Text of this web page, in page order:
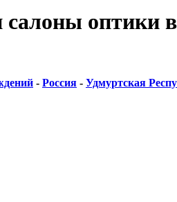
салоны оптики
- Россия - Удмуртская